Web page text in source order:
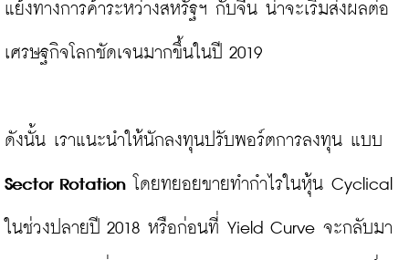
แย้งทางการค้าระหว่างสหรัฐฯ กับจีน น่าจะเริ่มส่งผลต่อ
เศรษฐกิจโลกชัดเจนมากขึ้นในปี 2019
Sector Rotation โดยทยอยขายทำกำไรในหุ้น Cyclical
ในช่วงปลายปี 2018 หรือก่อนที่ Yield Curve จะกลับมา